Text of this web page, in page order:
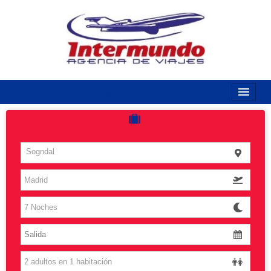
Costas
Vuelos
Islas
Caribe
Grandes Viajes
Sogndal